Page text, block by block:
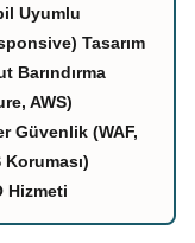
Uyumlu
Tasarım
Barındırma
AWS)
Güvenlik (WAF,
Koruması)
Hizmeti